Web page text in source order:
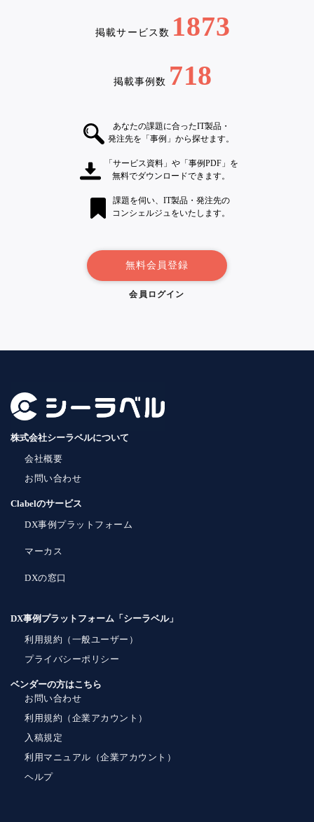
掲載サービス数 1873
掲載事例数 718
あなたの課題に合ったIT製品・
発注先を「事例」から探せます。
「サービス資料」や「事例PDF」を
無料でダウンロードできます。
課題を伺い、IT製品・発注先の
コンシェルジュをいたします。
無料会員登録
会員ログイン
株式会社シーラベルについて
会社概要
お問い合わせ
Clabelのサービス
DX事例プラットフォーム
マーカス
DXの窓口
DX事例プラットフォーム「シーラベル」
利用規約（一般ユーザー）
プライバシーポリシー
ベンダーの方はこちら
お問い合わせ
利用規約（企業アカウント）
入稿規定
利用マニュアル（企業アカウント）
ヘルプ